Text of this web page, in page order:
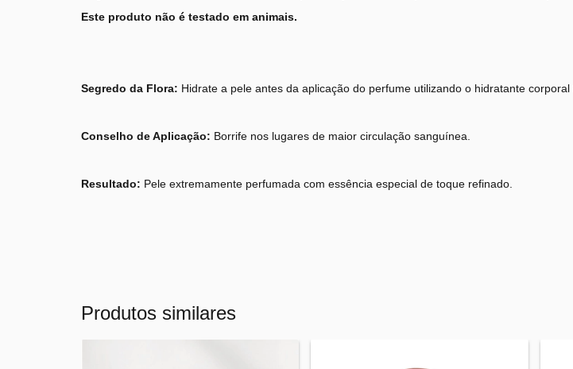
Este produto não é testado em animais.
Segredo da Flora: Hidrate a pele antes da aplicação do perfume utilizando o hidratante
Conselho de Aplicação: Borrife nos lugares de maior circulação sanguínea.
Resultado: Pele extremamente perfumada com essência especial de toque refinado.
Produtos similares